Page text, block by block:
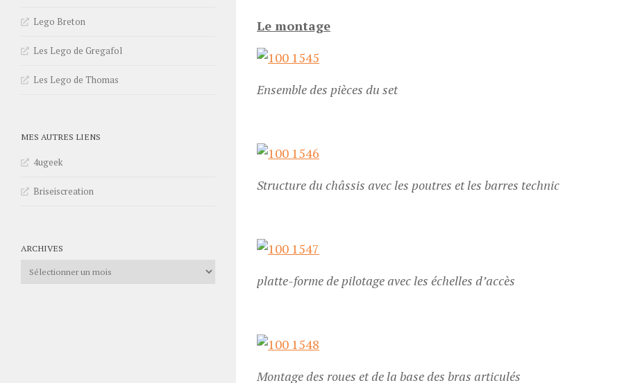
Le montage
Ensemble des pièces du set
Structure du châssis avec les poutres et les barres technic
platte-forme de pilotage avec les échelles d’accès
Montage des roues et de la base des bras articulés
Lego Breton
Les Lego de Gregafol
Les Lego de Thomas
MES AUTRES LIENS
4ugeek
Briseiscreation
ARCHIVES
Archives